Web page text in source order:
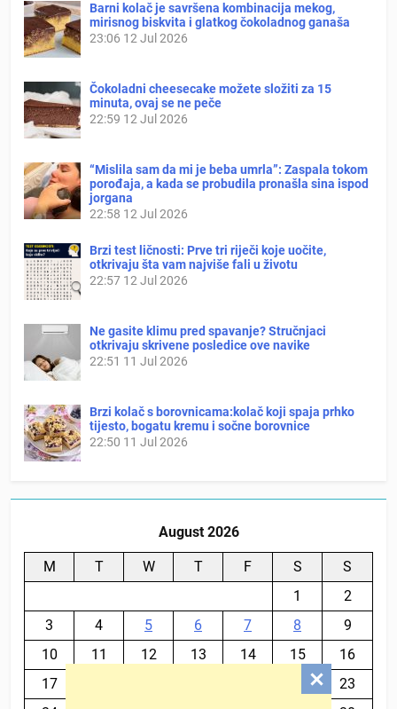
Barni kolač je savršena kombinacija mekog,
mirisnog biskvita i glatkog čokoladnog ganaša
23:06 12 Jul 2026
Čokoladni cheesecake možete složiti za 15
minuta, ovaj se ne peče
22:59 12 Jul 2026
“Mislila sam da mi je beba umrla”: Zaspala tokom
porođaja, a kada se probudila pronašla sina ispod
jorgana
22:58 12 Jul 2026
Brzi test ličnosti: Prve tri riječi koje uočite,
otkrivaju šta vam najviše fali u životu
22:57 12 Jul 2026
Ne gasite klimu pred spavanje? Stručnjaci
otkrivaju skrivene posledice ove navike
22:51 11 Jul 2026
Brzi kolač s borovnicama:kolač koji spaja prhko
tijesto, bogatu kremu i sočne borovnice
22:50 11 Jul 2026
August 2026
M T W T F S
S
1
2
3
4 5 6 7 8
9
10
11 12 13 14 15
16
17
23